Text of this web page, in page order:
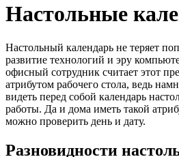
Настольные
Настольный календарь не теряет
развитие технологий и эру
офисный сотрудник считает этот
атрибутом рабочего стола, ведь
видеть перед собой календарь
работы. Да и дома иметь такой
можно проверить день и дату.
Разновидности